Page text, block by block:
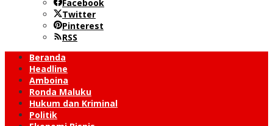
Facebook
Twitter
Pinterest
RSS
Beranda
Headline
Amboina
Ronda Maluku
Hukum dan Kriminal
Politik